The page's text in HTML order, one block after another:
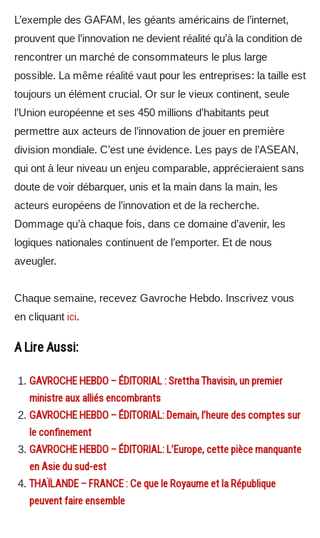
L’exemple des GAFAM, les géants américains de l’internet,
prouvent que l’innovation ne devient réalité qu’à la condition de
rencontrer un marché de consommateurs le plus large
possible. La même réalité vaut pour les entreprises: la taille est
toujours un élément crucial. Or sur le vieux continent, seule
l’Union européenne et ses 450 millions d’habitants peut
permettre aux acteurs de l’innovation de jouer en première
division mondiale. C’est une évidence. Les pays de l’ASEAN,
qui ont à leur niveau un enjeu comparable, apprécieraient sans
doute de voir débarquer, unis et la main dans la main, les
acteurs européens de l’innovation et de la recherche.
Dommage qu’à chaque fois, dans ce domaine d’avenir, les
logiques nationales continuent de l’emporter. Et de nous
aveugler.
Chaque semaine, recevez Gavroche Hebdo. Inscrivez vous
en cliquant ici.
A Lire Aussi:
GAVROCHE HEBDO – ÉDITORIAL : Srettha Thavisin, un premier
ministre aux alliés encombrants
GAVROCHE HEBDO – ÉDITORIAL: Demain, l’heure des comptes sur
le confinement
GAVROCHE HEBDO – ÉDITORIAL: L’Europe, cette pièce manquante
en Asie du sud-est
THAÏLANDE – FRANCE : Ce que le Royaume et la République
peuvent faire ensemble